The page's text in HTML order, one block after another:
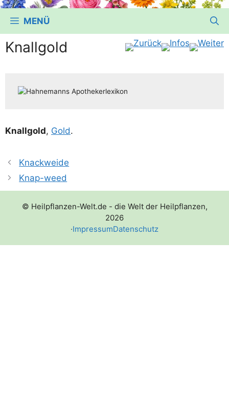
MENÜ
Knallgold
Knall­gold, Gold.
Knackweide
Knap-weed
© Heilpflanzen-Welt.de - die Welt der Heilpflanzen,
2026
·ImpressumDatenschutz